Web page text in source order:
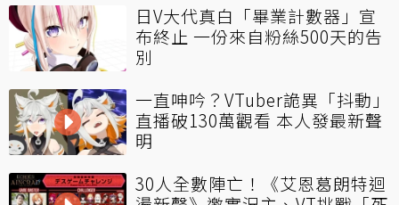
日V大代真白「畢業計數器」宣
布終止 一份來自粉絲500天的告
別
一直呻吟？VTuber詭異「抖動」
直播破130萬觀看 本人發最新聲
明
30人全數陣亡！《艾恩葛朗特迴